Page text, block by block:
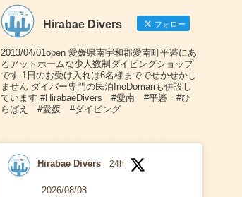
Hirabae Divers フォロー
2013/04/01open 愛媛県南宇和郡愛南町平碆にあ
るアットホームな少人数制ダイビングショップ
です 1日のお受け入れは6名様まででせかせかし
ません ダイバー専門の民泊InoDomariも併設し
ています #HirabaeDivers #愛南 #平碆 #ひ
らばえ #愛媛 #ダイビング
Hirabae Divers 24h
2026/08/08